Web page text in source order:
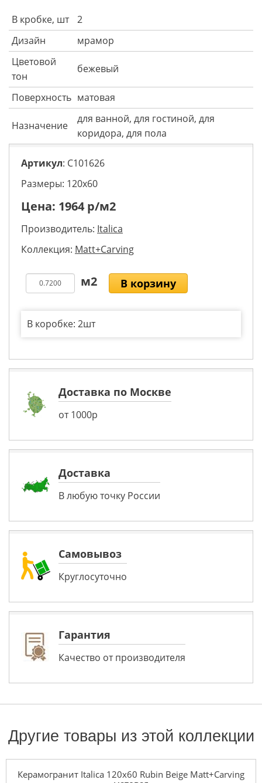
В кробке, шт
2
Дизайн
мрамор
Цветовой
тон
бежевый
Поверхность матовая
Назначение
для ванной, для гостиной, для
коридора, для пола
Артикул: C101626
Размеры: 120х60
Цена: 1964 р/м2
Производитель: Italica
Коллекция: Matt+Carving
В корзину
В коробке: 2шт
Доставка по Москве
от 1000р
Доставка
В любую точку России
Самовывоз
Круглосуточно
Гарантия
Качество от производителя
Другие товары из этой коллекции
Керамогранит Italica 120x60 Rubin Beige Matt+Carving